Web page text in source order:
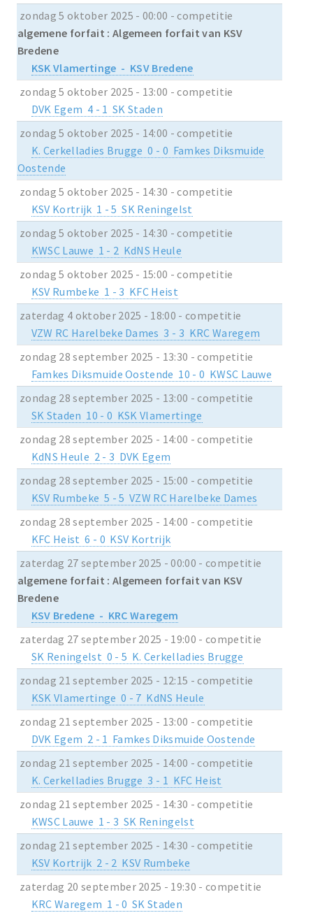
zondag 5 oktober 2025 - 00:00 - competitie
algemene forfait : Algemeen forfait van KSV
Bredene
KSK Vlamertinge - KSV Bredene
zondag 5 oktober 2025 - 13:00 - competitie
DVK Egem 4 - 1 SK Staden
zondag 5 oktober 2025 - 14:00 - competitie
K. Cerkelladies Brugge 0 - 0 Famkes Diksmuide
Oostende
zondag 5 oktober 2025 - 14:30 - competitie
KSV Kortrijk 1 - 5 SK Reningelst
zondag 5 oktober 2025 - 14:30 - competitie
KWSC Lauwe 1 - 2 KdNS Heule
zondag 5 oktober 2025 - 15:00 - competitie
KSV Rumbeke 1 - 3 KFC Heist
zaterdag 4 oktober 2025 - 18:00 - competitie
VZW RC Harelbeke Dames 3 - 3 KRC Waregem
zondag 28 september 2025 - 13:30 - competitie
Famkes Diksmuide Oostende 10 - 0 KWSC Lauwe
zondag 28 september 2025 - 13:00 - competitie
SK Staden 10 - 0 KSK Vlamertinge
zondag 28 september 2025 - 14:00 - competitie
KdNS Heule 2 - 3 DVK Egem
zondag 28 september 2025 - 15:00 - competitie
KSV Rumbeke 5 - 5 VZW RC Harelbeke Dames
zondag 28 september 2025 - 14:00 - competitie
KFC Heist 6 - 0 KSV Kortrijk
zaterdag 27 september 2025 - 00:00 - competitie
algemene forfait : Algemeen forfait van KSV
Bredene
KSV Bredene - KRC Waregem
zaterdag 27 september 2025 - 19:00 - competitie
SK Reningelst 0 - 5 K. Cerkelladies Brugge
zondag 21 september 2025 - 12:15 - competitie
KSK Vlamertinge 0 - 7 KdNS Heule
zondag 21 september 2025 - 13:00 - competitie
DVK Egem 2 - 1 Famkes Diksmuide Oostende
zondag 21 september 2025 - 14:00 - competitie
K. Cerkelladies Brugge 3 - 1 KFC Heist
zondag 21 september 2025 - 14:30 - competitie
KWSC Lauwe 1 - 3 SK Reningelst
zondag 21 september 2025 - 14:30 - competitie
KSV Kortrijk 2 - 2 KSV Rumbeke
zaterdag 20 september 2025 - 19:30 - competitie
KRC Waregem 1 - 0 SK Staden